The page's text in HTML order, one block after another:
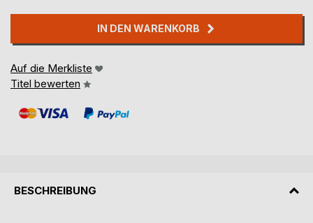
IN DEN WARENKORB
Auf die Merkliste
Titel bewerten
BESCHREIBUNG